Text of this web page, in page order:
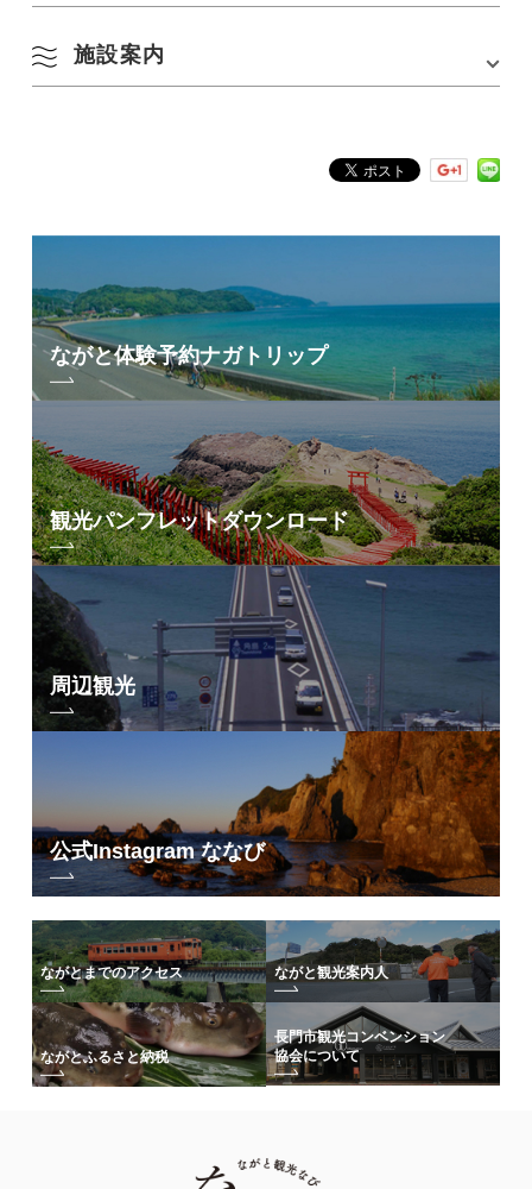
・バス/マイクロ3,000円
施設案内
売店 ×
BBQ 〇
ペット
〇(必ずリード)
(シーズン中は禁止)
花火
〇
(シーズン中は禁止)
ながと体験予約ナガトリップ
観光パンフレットダウンロード
周辺観光
公式Instagram ななび
ながとまでのアクセス ながと観光案内人
ながとふるさと納税
長門市観光コンベンション
協会について